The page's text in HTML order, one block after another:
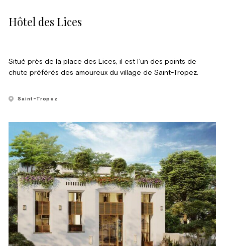
Hôtel des Lices
Situé près de la place des Lices, il est l’un des points de
chute préférés des amoureux du village de Saint-Tropez.
Saint-Tropez